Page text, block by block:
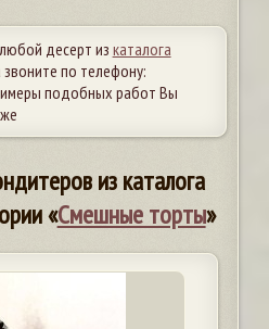
десерт из каталога
звоните по телефону:
подобных работ Вы
из каталога
«Смешные торты»